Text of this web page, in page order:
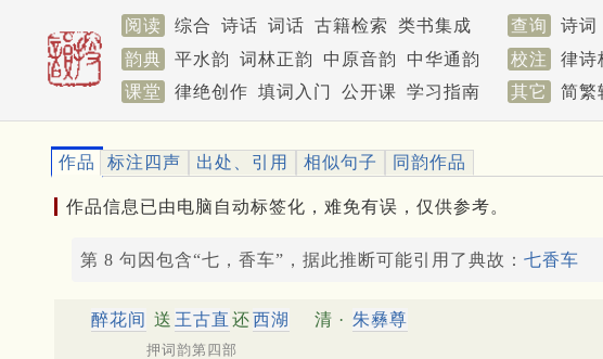
阅读 综合 诗话 词话 古籍检索 类书集成 查询 诗词
韵典
平水韵 词林正韵 中原音韵 中华通韵 校注 律诗
课堂
律绝创作 填词入门 公开课 学习指南 其它 简繁
作品 标注四声 出处、引用 相似句子 同韵作品
作品信息已由电脑自动标签化，难免有误，仅供参考。
第 8 句因包含“七，香车”，据此推断可能引用了典故： 七香车
醉花间 送 王古直 还西湖 清 · 朱彝尊
押词韵第四部